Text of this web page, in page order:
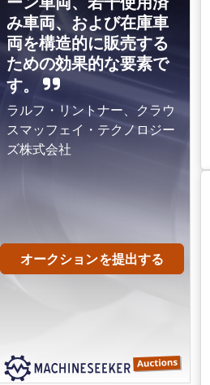
み車両、および在庫車
両を構造的に販売する
ための効果的な要素で
す。
ラルフ・リントナー、クラウ
スマッフェイ・テクノロジー
ズ株式会社
オークションを提出する